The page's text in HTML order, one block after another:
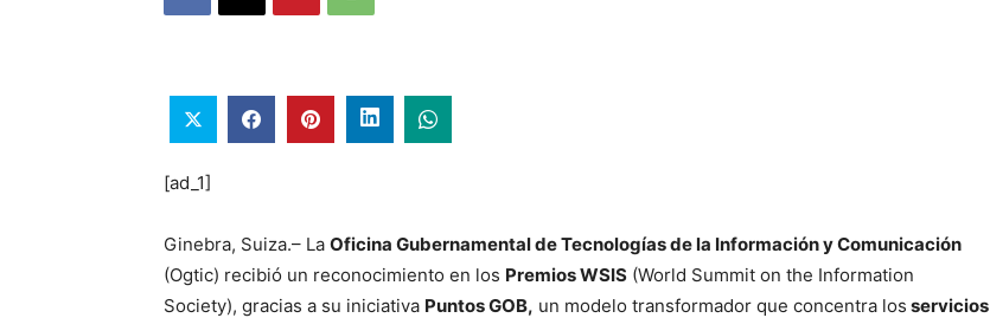
[ad_1]
Ginebra, Suiza.– La Oficina Gubernamental de Tecnologías de la Información y Comunicación
(Ogtic) recibió un reconocimiento en los Premios WSIS (World Summit on the Information
Society), gracias a su iniciativa Puntos GOB, un modelo transformador que concentra los servicios